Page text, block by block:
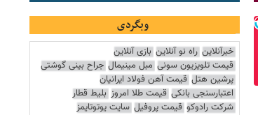
وبگردی
خبرآنلاین راه نو آنلاین بازی آنلاین
قیمت تلویزیون سونی مبل مینیمال جراح بینی گوشتی
پرشین هتل قیمت آهن فولاد ایرانیان
اعتبارسنجی بانکی قیمت طلا امروز بلیط قطار
شرکت رادوکو قیمت پروفیل سایت یوتوتایمز